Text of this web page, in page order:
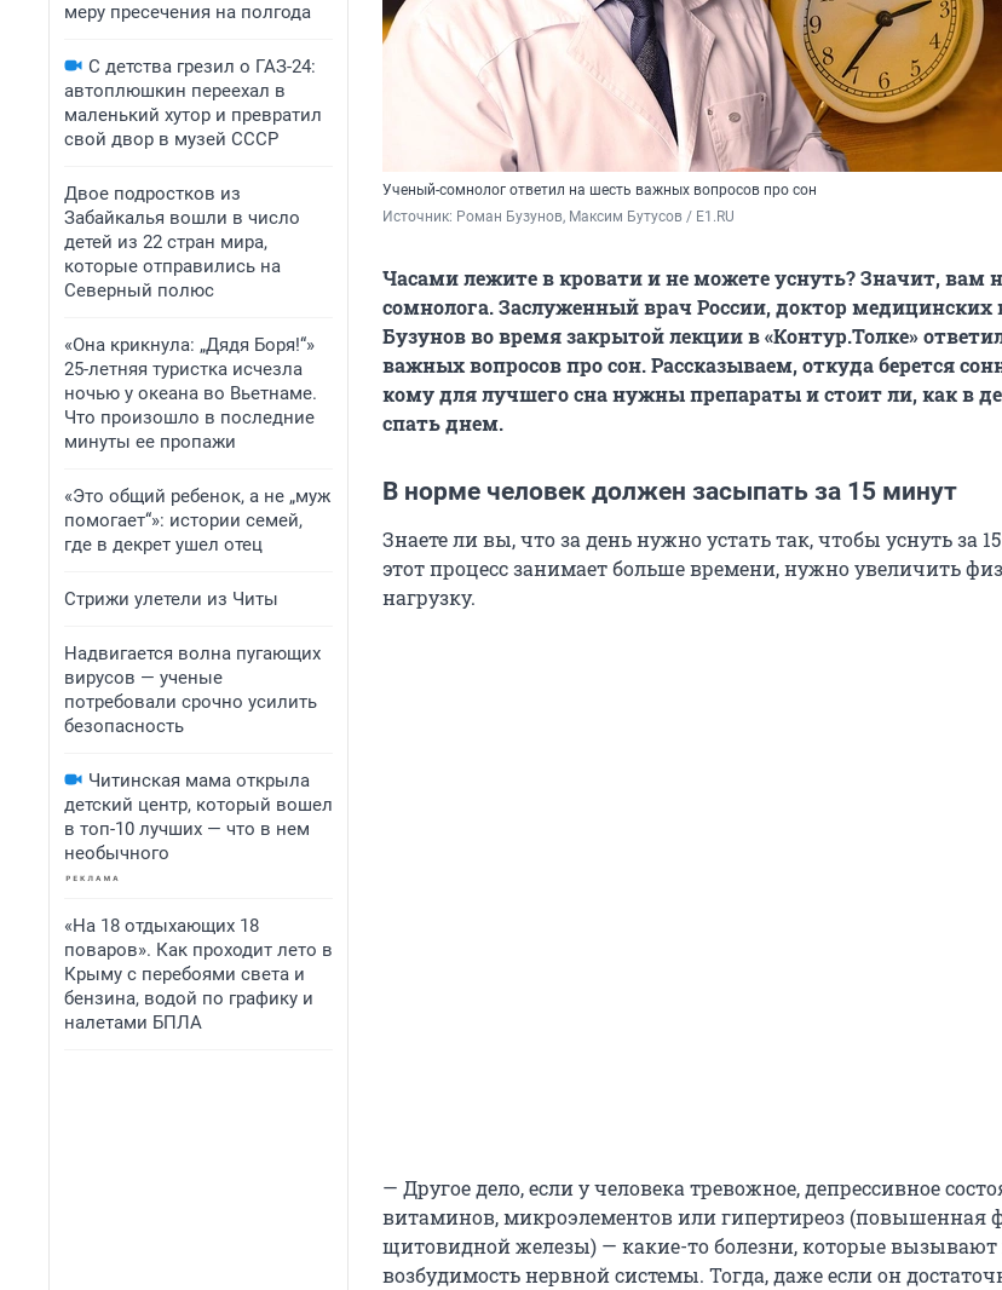
меру пресечения на полгода
С детства грезил о ГАЗ-24:
автоплюшкин переехал в
маленький хутор и превратил
свой двор в музей СССР
Двое подростков из
Забайкалья вошли в число
детей из 22 стран мира,
которые отправились на
Северный полюс
«Она крикнула: „Дядя Боря!“»
25-летняя туристка исчезла
ночью у океана во Вьетнаме.
Что произошло в последние
минуты ее пропажи
«Это общий ребенок, а не „муж
помогает“»: истории семей,
где в декрет ушел отец
Стрижи улетели из Читы
Надвигается волна пугающих
вирусов — ученые
потребовали срочно усилить
безопасность
Читинская мама открыла
детский центр, который вошел
в топ-10 лучших — что в нем
необычного
«На 18 отдыхающих 18
поваров». Как проходит лето в
Крыму с перебоями света и
бензина, водой по графику и
налетами БПЛА
Ученый-сомнолог ответил на шесть важных вопросов про сон
Источник: Роман Бузунов, Максим Бутусов / E1.RU
Часами лежите в кровати и не можете уснуть? Значит,
сомнолога. Заслуженный врач России, доктор медицинских
Бузунов во время закрытой лекции в «Контур.Толке»
важных вопросов про сон. Рассказываем, откуда берется
кому для лучшего сна нужны препараты и стоит ли, как в
спать днем.
В норме человек должен засыпать за 15 минут
Знаете ли вы, что за день нужно устать так, чтобы уснуть за
этот процесс занимает больше времени, нужно увеличить
нагрузку.
— Другое дело, если у человека тревожное, депрессивное
витаминов, микроэлементов или гипертиреоз (повышенная
щитовидной железы) — какие-то болезни, которые
возбудимость нервной системы. Тогда, даже если он